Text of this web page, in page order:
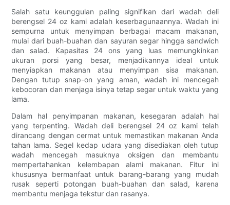
Salah satu keunggulan paling signifikan dari wadah deli
berengsel 24 oz kami adalah keserbagunaannya. Wadah ini
sempurna untuk menyimpan berbagai macam makanan,
mulai dari buah-buahan dan sayuran segar hingga sandwich
dan salad. Kapasitas 24 ons yang luas memungkinkan
ukuran porsi yang besar, menjadikannya ideal untuk
menyiapkan makanan atau menyimpan sisa makanan.
Dengan tutup snap-on yang aman, wadah ini mencegah
kebocoran dan menjaga isinya tetap segar untuk waktu yang
lama.
Dalam hal penyimpanan makanan, kesegaran adalah hal
yang terpenting. Wadah deli berengsel 24 oz kami telah
dirancang dengan cermat untuk memastikan makanan Anda
tahan lama. Segel kedap udara yang disediakan oleh tutup
wadah mencegah masuknya oksigen dan membantu
mempertahankan kelembapan alami makanan. Fitur ini
khususnya bermanfaat untuk barang-barang yang mudah
rusak seperti potongan buah-buahan dan salad, karena
membantu menjaga tekstur dan rasanya.